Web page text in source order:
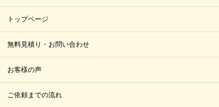
トップページ
無料見積り・お問い合わせ
お客様の声
ご依頼までの流れ